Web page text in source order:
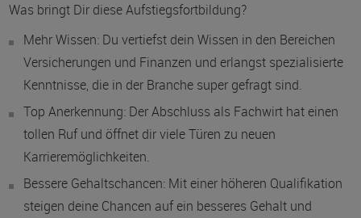
Was bringt Dir diese Aufstiegsfortbildung?
Mehr Wissen: Du vertiefst dein Wissen in den Bereichen
Versicherungen und Finanzen und erlangst spezialisierte
Kenntnisse, die in der Branche super gefragt sind.
Top Anerkennung: Der Abschluss als Fachwirt hat einen
tollen Ruf und öffnet dir viele Türen zu neuen
Karrieremöglichkeiten.
Bessere Gehaltschancen: Mit einer höheren Qualifikation
steigen deine Chancen auf ein besseres Gehalt und